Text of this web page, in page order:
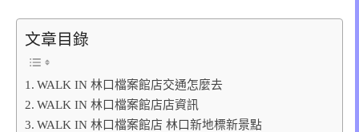
文章目錄
WALK IN 林口檔案館店交通怎麼去
WALK IN 林口檔案館店店資訊
WALK IN 林口檔案館店 林口新地標新景點